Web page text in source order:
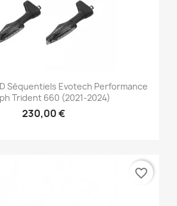
Séquentiels Evotech Performance
Trident 660 (2021-2024)
230,00 €
favorite_border